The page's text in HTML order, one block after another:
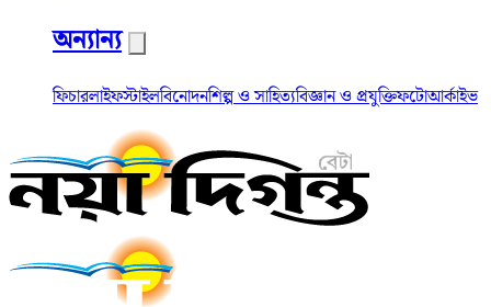
অন্যান্য
ফিচারলাইফস্টাইলবিনোদনশিল্প ও সাহিত্যবিজ্ঞান ও প্রযুক্তিফটোআর্কাইভ